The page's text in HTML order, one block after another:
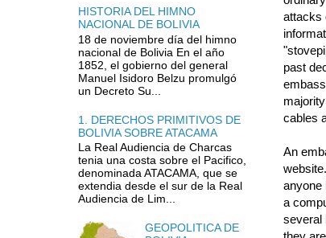
attacks
past
cables
An
anyone
a
several
HISTORIA DEL HIMNO
NACIONAL DE BOLIVIA
18 de noviembre día del himno
nacional de Bolivia En el año
1852, el gobierno del general
Manuel Isidoro Belzu promulgó
un Decreto Su...
1. DERECHOS PRIMITIVOS DE
BOLIVIA SOBRE ATACAMA
La Real Audiencia de Charcas
tenia una costa sobre el Pacifico,
denominada ATACAMA, que se
extendia desde el sur de la Real
Audiencia de Lim...
GEOPOLITICA DE